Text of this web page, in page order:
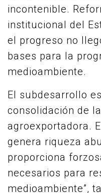
incontenible.
institucional del
el progreso no
bases para la
medioambiente.
El subdesarrollo
consolidación de
agroexportadora.
genera riqueza
proporciona
necesarios para
medioambiente”,